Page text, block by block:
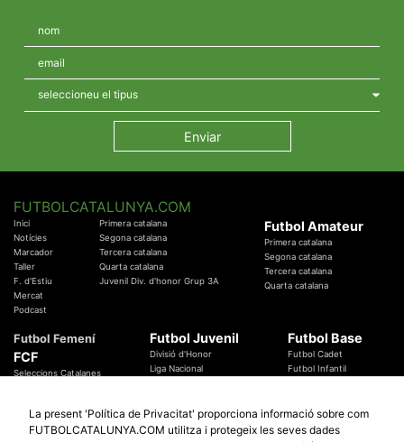
FUTBOLCATALUNYA.COM
Inici
Notícies
Marcador
Taller
F. d'Estiu
Mercat
Podcast
Primera catalana
Segona catalana
Tercera catalana
Quarta catalana
Juvenil Div. d'honor Grup 3A
Futbol Amateur
Primera catalana
Segona catalana
Tercera catalana
Quarta catalana
Futbol Femení
FCF
Seleccions Catalanes
Temes Federatius
Futbol Juvenil
Divisió d'Honor
Liga Nacional
Futbol Base
Futbol Cadet
Futbol Infantil
La present 'Política de Privacitat' proporciona informació sobre com
FUTBOLCATALUNYA.COM utilitza i protegeix les seves dades